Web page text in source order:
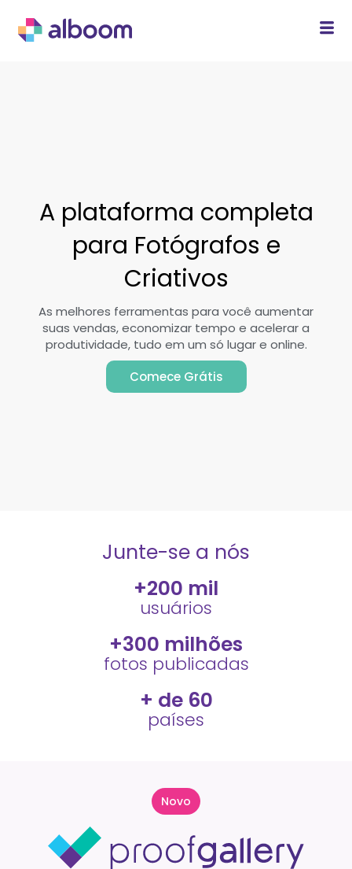
A plataforma completa
para Fotógrafos e
Criativos
As melhores ferramentas para você aumentar
suas vendas, economizar tempo e acelerar a
produtividade, tudo em um só lugar e online.
Comece Grátis
Junte-se a nós
usuários
+200 mil
fotos publicadas
+300 milhões
países
+ de 60
Novo